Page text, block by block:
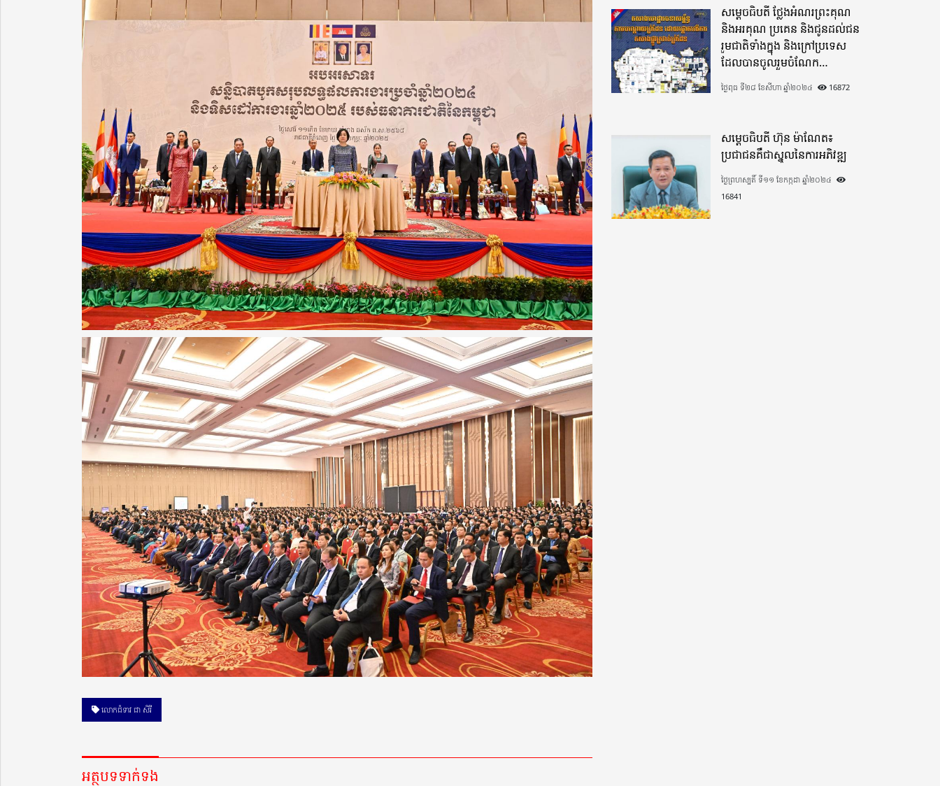
លោកជំទាវ ជា សិរី
អត្ថបទទាក់ទង
សម្តេចធិបតី ថ្លែងអំណរព្រះគុណ
និងអរគុណ ប្រគេន និងជូនដល់ជន
រួមជាតិទាំងក្នុង​ និងក្រៅប្រទេស​
ដែលបានចូលរួមចំណែក
យ៉ាងផុលផុសបរិច្ចាគថវិកាក្នុង
«មូលនិធិកសាងហេដ្ឋារចនាសម្ព័ន្ធ
កសាងផ្លូវក្រវាត់ព្រំដែន
ថ្ងៃពុធ ទី២៨ ខែសីហា ឆ្នាំ២០២៤ 16872
សម្តេចធិបតី ហ៊ុន ម៉ាណែត៖
ប្រជាជនគឺជាស្នូលនៃការអភិវឌ្ឍ
ថ្ងៃព្រហស្បតិ៍ ទី១១ ខែកក្កដា ឆ្នាំ២០២៤
16841